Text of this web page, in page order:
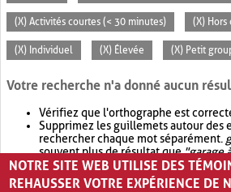
(X) Activités courtes (< 30 minutes) (X) Hors
(X) Individuel (X) Élevée (X) Petit
Votre recherche n'a donné aucun
Vérifiez que l'orthographe est
Supprimez les guillemets autour des
rechercher chaque mot séparément.
souvent plus de résultat que"garage
Envisagez d'élargir votre recherche
retournera souvent plus de résultat
NOTRE SITE WEB UTILISE DES
REHAUSSER VOTRE EXPÉRIENCE DE